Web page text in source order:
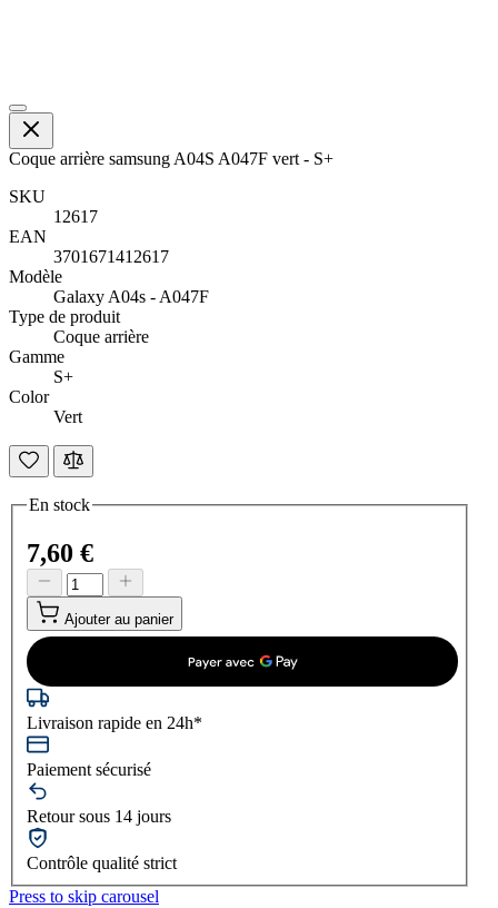
Coque arrière samsung A04S A047F vert - S+
SKU
12617
EAN
3701671412617
Modèle
Galaxy A04s - A047F
Type de produit
Coque arrière
Gamme
S+
Color
Vert
En stock
7,60 €
Ajouter au panier
Livraison rapide en 24h*
Paiement sécurisé
Retour sous 14 jours
Contrôle qualité strict
Press to skip carousel